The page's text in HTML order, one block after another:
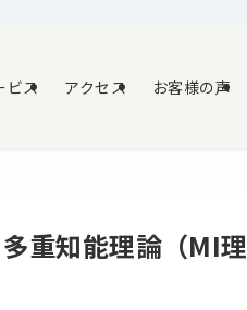
ビス アクセス お客様の声
重知能理論（MI